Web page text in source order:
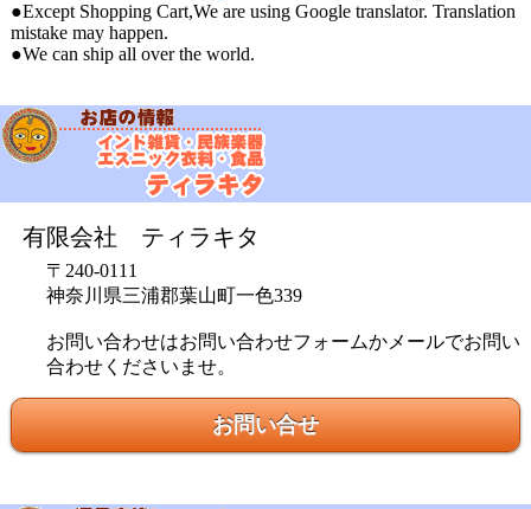
●Except Shopping Cart,We are using Google translator. Translation
mistake may happen.
●We can ship all over the world.
有限会社 ティラキタ
〒240-0111
神奈川県三浦郡葉山町一色339
お問い合わせはお問い合わせフォームかメールでお問い
合わせくださいませ。
お問い合せ